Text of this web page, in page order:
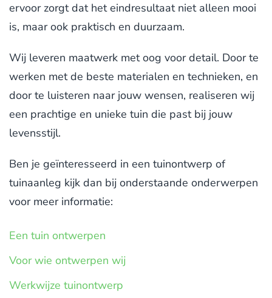
ervoor zorgt dat het eindresultaat niet alleen mooi
is, maar ook praktisch en duurzaam.
Wij leveren maatwerk met oog voor detail. Door te
werken met de beste materialen en technieken, en
door te luisteren naar jouw wensen, realiseren wij
een prachtige en unieke tuin die past bij jouw
levensstijl.
Ben je geïnteresseerd in een tuinontwerp of
tuinaanleg kijk dan bij onderstaande onderwerpen
voor meer informatie:
Een tuin ontwerpen
Voor wie ontwerpen wij
Werkwijze tuinontwerp